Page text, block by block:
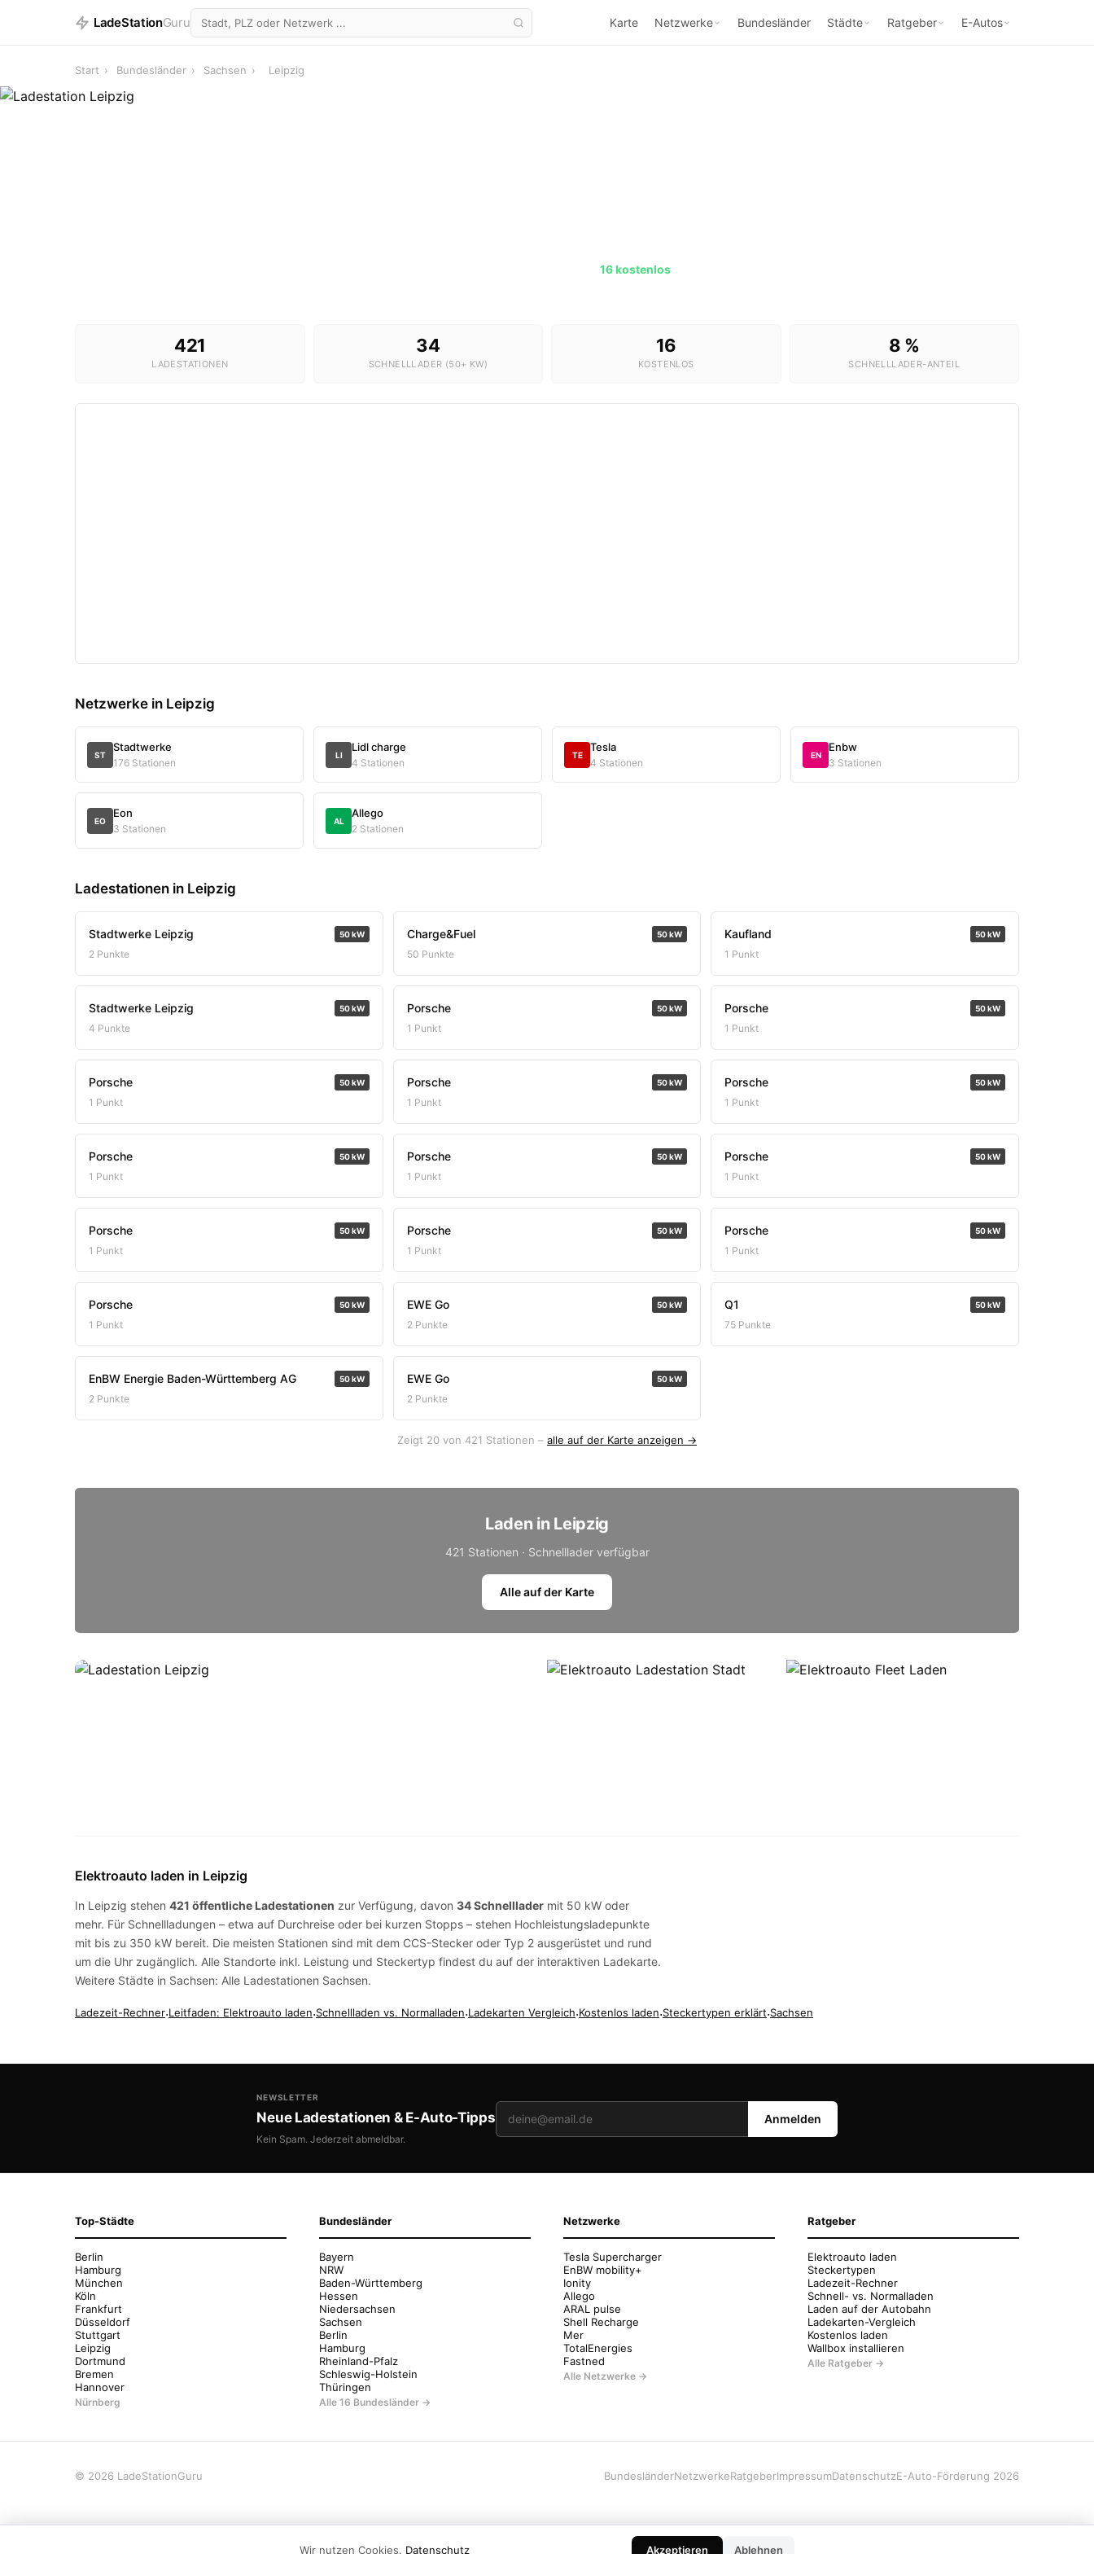
LadeStationGuru Karte Netzwerke Bundesländer Städte Ratgeber E-Autos
Start › Bundesländer › Sachsen › Leipzig
16 kostenlos
421
LADESTATIONEN
34
SCHNELLLADER (50+ KW)
16
KOSTENLOS
8 %
SCHNELLLADER-ANTEIL
Netzwerke in Leipzig
ST
Stadtwerke
176 Stationen
LI
Lidl charge
4 Stationen
TE
Tesla
4 Stationen
EN
Enbw
3 Stationen
EO
Eon
3 Stationen
AL
Allego
2 Stationen
Ladestationen in Leipzig
Stadtwerke Leipzig 50 kW
2 Punkte
Charge&Fuel 50 kW
50 Punkte
Kaufland 50 kW
1 Punkt
Stadtwerke Leipzig 50 kW
4 Punkte
Porsche 50 kW
1 Punkt
Porsche 50 kW
1 Punkt
Porsche 50 kW
1 Punkt
Porsche 50 kW
1 Punkt
Porsche 50 kW
1 Punkt
Porsche 50 kW
1 Punkt
Porsche 50 kW
1 Punkt
Porsche 50 kW
1 Punkt
Porsche 50 kW
1 Punkt
Porsche 50 kW
1 Punkt
Porsche 50 kW
1 Punkt
Porsche 50 kW
1 Punkt
EWE Go 50 kW
2 Punkte
Q1 50 kW
75 Punkte
EnBW Energie Baden-Württemberg AG 50 kW
2 Punkte
EWE Go 50 kW
2 Punkte
Zeigt 20 von 421 Stationen – alle auf der Karte anzeigen →
Laden in Leipzig
421 Stationen · Schnelllader verfügbar
Alle auf der Karte
Elektroauto laden in Leipzig
In Leipzig stehen 421 öffentliche Ladestationen zur Verfügung, davon 34 Schnelllader mit 50 kW oder
mehr. Für Schnellladungen – etwa auf Durchreise oder bei kurzen Stopps – stehen Hochleistungsladepunkte
mit bis zu 350 kW bereit. Die meisten Stationen sind mit dem CCS-Stecker oder Typ 2 ausgerüstet und rund
um die Uhr zugänglich. Alle Standorte inkl. Leistung und Steckertyp findest du auf der interaktiven Ladekarte.
Weitere Städte in Sachsen: Alle Ladestationen Sachsen.
Ladezeit-Rechner·Leitfaden: Elektroauto laden·Schnellladen vs. Normalladen·Ladekarten Vergleich·Kostenlos laden·Steckertypen erklärt·Sachsen
NEWSLETTER
Neue Ladestationen & E-Auto-Tipps
Kein Spam. Jederzeit abmeldbar.
Anmelden
Top-Städte
Berlin
Hamburg
München
Köln
Frankfurt
Düsseldorf
Stuttgart
Leipzig
Dortmund
Bremen
Hannover
Nürnberg
Bundesländer
Bayern
NRW
Baden-Württemberg
Hessen
Niedersachsen
Sachsen
Berlin
Hamburg
Rheinland-Pfalz
Schleswig-Holstein
Thüringen
Alle 16 Bundesländer →
Netzwerke
Tesla Supercharger
EnBW mobility+
Ionity
Allego
ARAL pulse
Shell Recharge
Mer
TotalEnergies
Fastned
Alle Netzwerke →
Ratgeber
Elektroauto laden
Steckertypen
Ladezeit-Rechner
Schnell- vs. Normalladen
Laden auf der Autobahn
Ladekarten-Vergleich
Kostenlos laden
Wallbox installieren
Alle Ratgeber →
© 2026 LadeStationGuru BundesländerNetzwerkeRatgeberImpressumDatenschutzE-Auto-Förderung 2026
Wir nutzen Cookies. Datenschutz Akzeptieren Ablehnen